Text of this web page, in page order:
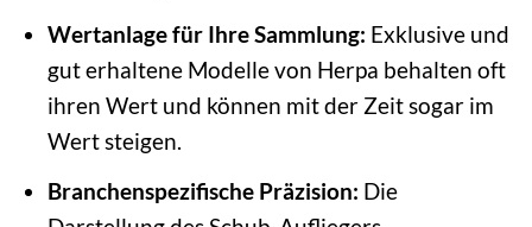
Wertanlage für Ihre Sammlung: Exklusive und
gut erhaltene Modelle von Herpa behalten oft
ihren Wert und können mit der Zeit sogar im
Wert steigen.
Branchenspezifische Präzision: Die